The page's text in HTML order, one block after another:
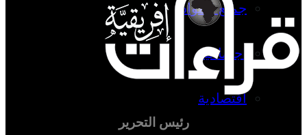
جميع المواد
اجتماعية
اقتصادية
رئيس التحرير